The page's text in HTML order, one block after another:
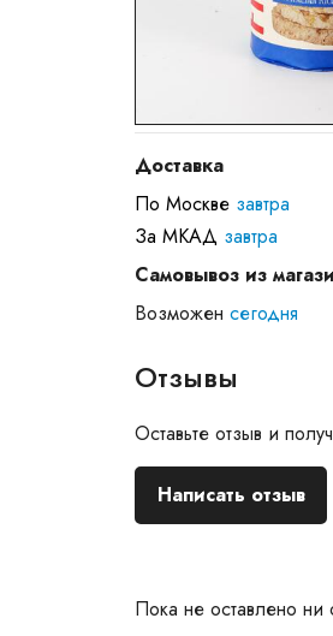
Доставка
По Москве завтра
За МКАД завтра
Самовывоз из
Возможен сегодня
Отзывы
Оставьте отзыв и
Написать отзыв
Пока не оставлено ни